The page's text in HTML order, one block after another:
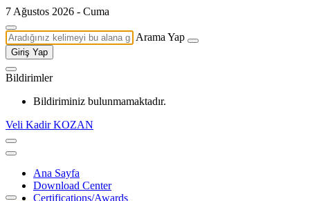
7 Ağustos 2026 - Cuma
Arama Yap
Giriş Yap
Bildirimler
Bildiriminiz bulunmamaktadır.
Veli Kadir KOZAN
Ana Sayfa
Download Center
Certifications/Awards